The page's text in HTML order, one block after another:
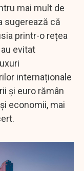
mai mult de
sugerează că
printr-o rețea
evitat
internaționale
și euro rămân
economii, mai